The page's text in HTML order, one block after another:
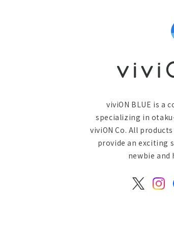
viviON BLUE is a
specializing in
viviON Co. All
provide an exciting
newbie and
X